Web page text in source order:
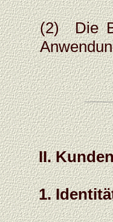
(2) Die
II.
1.